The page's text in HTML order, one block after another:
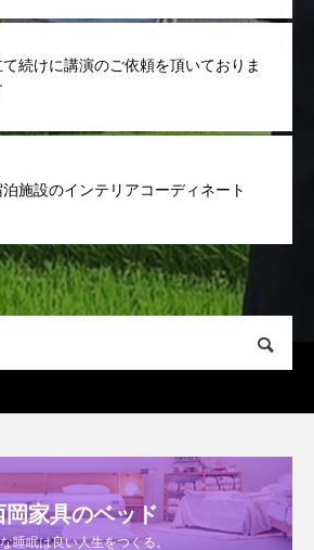
て続けに講演のご依頼を頂いておりま
泊施設のインテリアコーディネート
岡家具のベッド
睡眠は良い人生をつくる。